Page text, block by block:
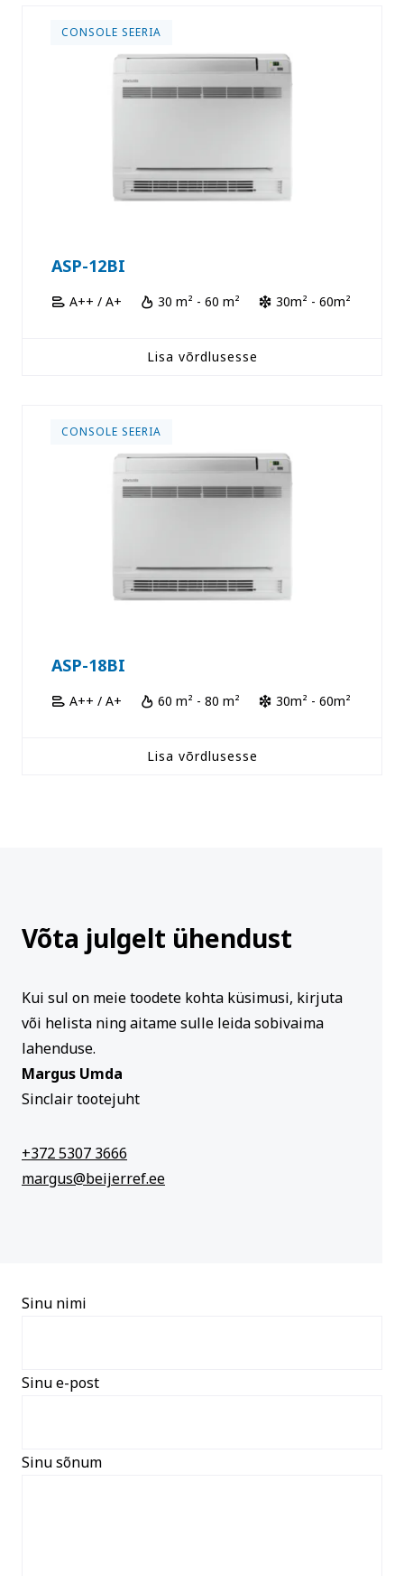
CONSOLE SEERIA
ASP-12BI
A++ / A+ 30 m² - 60 m² 30m² - 60m²
Lisa võrdlusesse
CONSOLE SEERIA
ASP-18BI
A++ / A+ 60 m² - 80 m² 30m² - 60m²
Lisa võrdlusesse
Võta julgelt ühendust
Kui sul on meie toodete kohta küsimusi, kirjuta
või helista ning aitame sulle leida sobivaima
lahenduse.
Margus Umda
Sinclair tootejuht
+372 5307 3666
margus@beijerref.ee
Sinu nimi
Sinu e-post
Sinu sõnum